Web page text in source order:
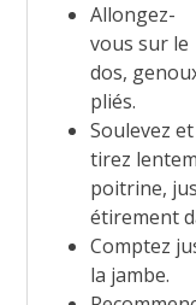
Allongez-
vous sur le
dos,
pliés.
Soulevez et
tirez
poitrine,
étirement
Comptez
la jambe.